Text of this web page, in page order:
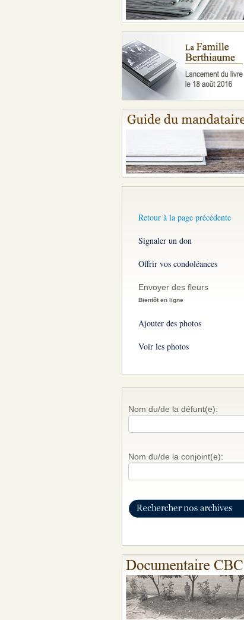
Retour à la page précédente
Signaler un don
Offrir vos condoléances
Envoyer des fleurs
Bientôt en ligne
Ajouter des photos
Voir les photos
Nom du/de la défunt(e):
Nom du/de la conjoint(e):